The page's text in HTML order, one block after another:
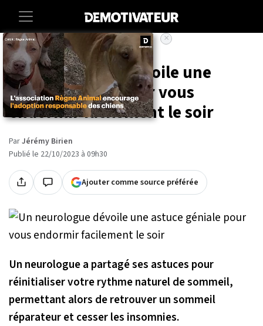
Accueil Societe Vie-pratique
Un neurologue dévoile une
astuce géniale pour vous
endormir facilement le soir
ParJérémy Birien
Publié le 22/10/2023 à 09h30
Ajouter comme source préférée
Un neurologue a partagé ses astuces pour
réinitialiser votre rythme naturel de sommeil,
permettant alors de retrouver un sommeil
réparateur et cesser les insomnies.
×